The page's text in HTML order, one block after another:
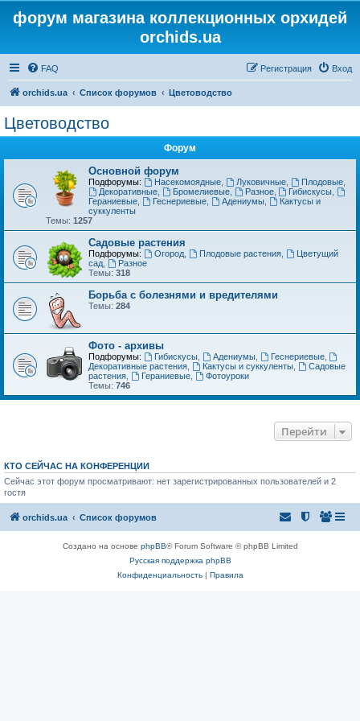
форум магазина коллекционных орхидей
orchids.ua
FAQ Вход
Регистрация
orchids.ua Список форумов Цветоводство
Цветоводство
Форум
Основной форум
Подфорумы: Насекомоядные, Луковичные, Плодовые,
Декоративные, Бромелиевые, Разное, Гибискусы
Гераниевые
Геснериевые, Адениумы,
Кактусы и
суккуленты
Темы: 1257
Садовые растения
Подфорумы: Огород, Плодовые растения,
Цветущий
сад
Разное
Темы: 318
Борьба с болезнями и вредителями
Темы: 284
Фото - архивы
Подфорумы: Гибискусы, Адениумы, Геснериевые,
Декоративные растения
Кактусы и суккуленты,
Садовые
растения
Гераниевые,
Фотоуроки
Темы: 746
Перейти
КТО СЕЙЧАС НА КОНФЕРЕНЦИИ
Сейчас этот форум просматривают: нет зарегистрированных пользователей и 2
гостя
orchids.ua Список форумов
Создано на основе phpBB® Forum Software © phpBB Limited
Русская поддержка phpBB
Конфиденциальность| Правила